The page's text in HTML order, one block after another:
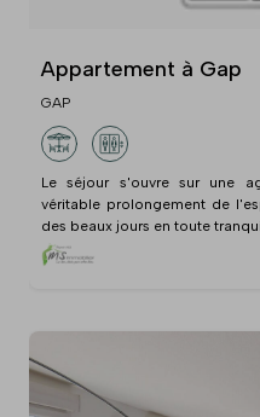
Appartement à Gap
GAP
Le séjour s'ouvre sur une
véritable prolongement de
des beaux jours en toute